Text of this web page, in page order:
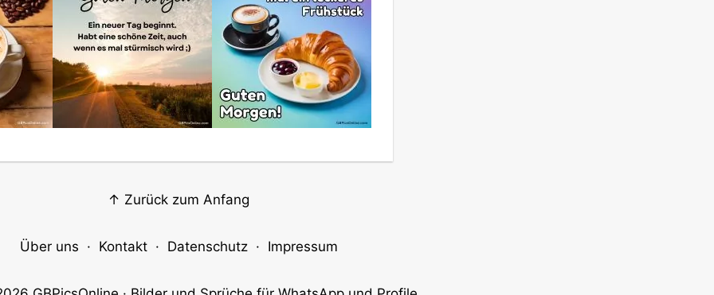
↑ Zurück zum Anfang
Über uns · Kontakt· Datenschutz· Impressum